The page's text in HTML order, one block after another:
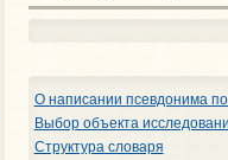
О написании псевдонима
Выбор объекта
Структура словаря